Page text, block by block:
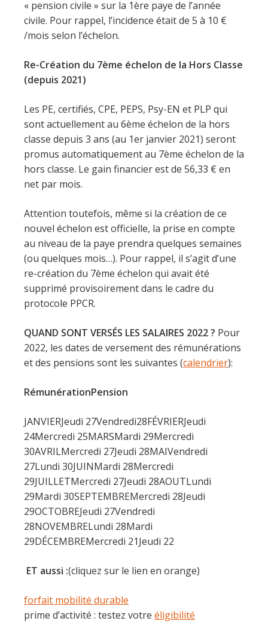
« pension civile » sur la 1ère paye de l’année
civile. Pour rappel, l’incidence était de 5 à 10 €
/mois selon l’échelon.
Re-Création du 7ème échelon de la Hors Classe
(depuis 2021)
Les PE, certifiés, CPE, PEPS, Psy-EN et PLP qui
sont actuellement au 6ème échelon de la hors
classe depuis 3 ans (au 1er janvier 2021) seront
promus automatiquement au 7ème échelon de la
hors classe. Le gain financier est de 56,33 € en
net par mois.
Attention toutefois, même si la création de ce
nouvel échelon est officielle, la prise en compte
au niveau de la paye prendra quelques semaines
(ou quelques mois…). Pour rappel, il s’agit d’une
re-création du 7ème échelon qui avait été
supprimé provisoirement dans le cadre du
protocole PPCR.
QUAND SONT VERSÉS LES SALAIRES 2022 ? Pour
2022, les dates de versement des rémunérations
et des pensions sont les suivantes (calendrier):
RémunérationPension
JANVIERJeudi 27Vendredi28FÉVRIERJeudi
24Mercredi 25MARSMardi 29Mercredi
30AVRILMercredi 27Jeudi 28MAIVendredi
27Lundi 30JUINMardi 28Mercredi
29JUILLETMercredi 27Jeudi 28AOUTLundi
29Mardi 30SEPTEMBREMercredi 28Jeudi
29OCTOBREJeudi 27Vendredi
28NOVEMBRELundi 28Mardi
29DÉCEMBREMercredi 21Jeudi 22
ET aussi :(cliquez sur le lien en orange)
forfait mobilité durable
prime d’activité : testez votre éligibilité